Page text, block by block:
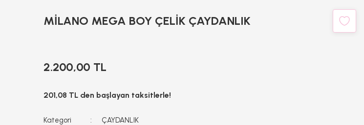
MİLANO MEGA BOY ÇELİK ÇAYDANLIK
2.200,00 TL
201,08 TL den başlayan taksitlerle!
Kategori ÇAYDANLIK